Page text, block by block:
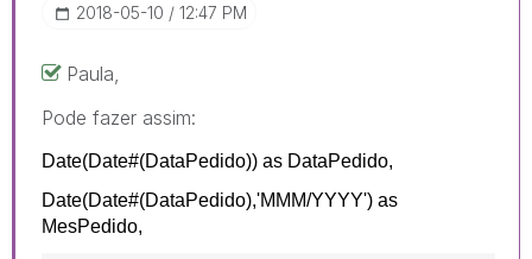
‎2018-05-10 12:47 PM
Paula,
Pode fazer assim:
Date(Date#(DataPedido)) as DataPedido,
Date(Date#(DataPedido),'MMM/YYYY') as
MesPedido,